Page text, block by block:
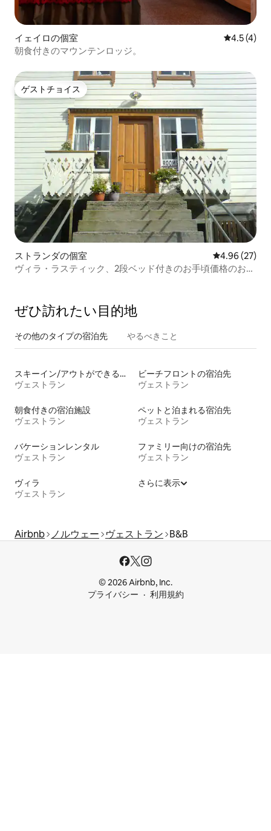
イェイロの個室 レビュー4
4.5 (4)
朝食付きのマウンテンロッジ。
ゲストチョイス
ゲストチョイス
ストランダの個室 レビュー27
4.96 (27)
ヴィラ・ラスティック、2段ベッド付きのお手頃価格のお部
ぜひ訪⁠れ⁠た⁠い目⁠的⁠地
その他のタ⁠イ⁠プ⁠の宿⁠泊⁠先 やるべきこと
スキーイン/アウトができる宿泊先
ヴェストラン
ビーチフロントの宿泊先
ヴェストラン
朝食付きの宿泊施設
ヴェストラン
ペットと泊まれる宿泊先
ヴェストラン
バケーションレンタル
ヴェストラン
ファミリー向けの宿泊先
ヴェストラン
ヴィラ
ヴェストラン
さらに表示
Airbnb ノルウェー ヴェストラン B&B
© 2026 Airbnb, Inc.
プライバシー
利用規約